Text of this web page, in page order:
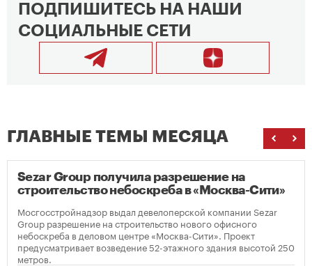
ПОДПИШИТЕСЬ НА НАШИ
СОЦИАЛЬНЫЕ СЕТИ
ГЛАВНЫЕ ТЕМЫ МЕСЯЦА
Sezar Group получила разрешение на
строительство небоскреба в «Москва-Сити»
Мосгосстройнадзор выдал девелоперской компании Sezar
Group разрешение на строительство нового офисного
небоскреба в деловом центре «Москва-Сити». Проект
предусматривает возведение 52-этажного здания высотой 250
метров.